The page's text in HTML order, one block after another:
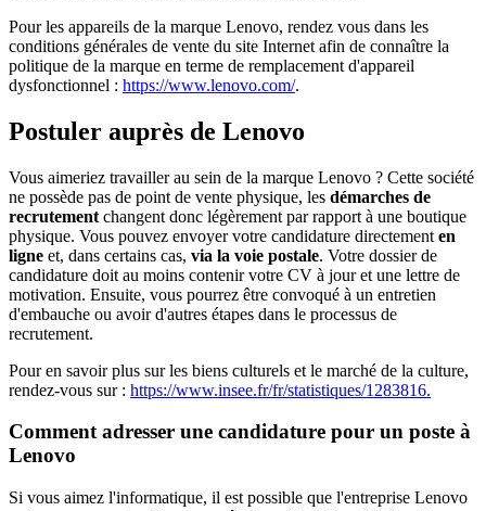
Pour les appareils de la marque Lenovo, rendez vous dans les
conditions générales de vente du site Internet afin de connaître la
politique de la marque en terme de remplacement d'appareil
dysfonctionnel : https://www.lenovo.com/.
Postuler auprès de Lenovo
Vous aimeriez travailler au sein de la marque Lenovo ? Cette société
ne possède pas de point de vente physique, les démarches de
recrutement changent donc légèrement par rapport à une boutique
physique. Vous pouvez envoyer votre candidature directement en
ligne et, dans certains cas, via la voie postale. Votre dossier de
candidature doit au moins contenir votre CV à jour et une lettre de
motivation. Ensuite, vous pourrez être convoqué à un entretien
d'embauche ou avoir d'autres étapes dans le processus de
recrutement.
Pour en savoir plus sur les biens culturels et le marché de la culture,
rendez-vous sur : https://www.insee.fr/fr/statistiques/1283816.
Comment adresser une candidature pour un poste à
Lenovo
Si vous aimez l'informatique, il est possible que l'entreprise Lenovo